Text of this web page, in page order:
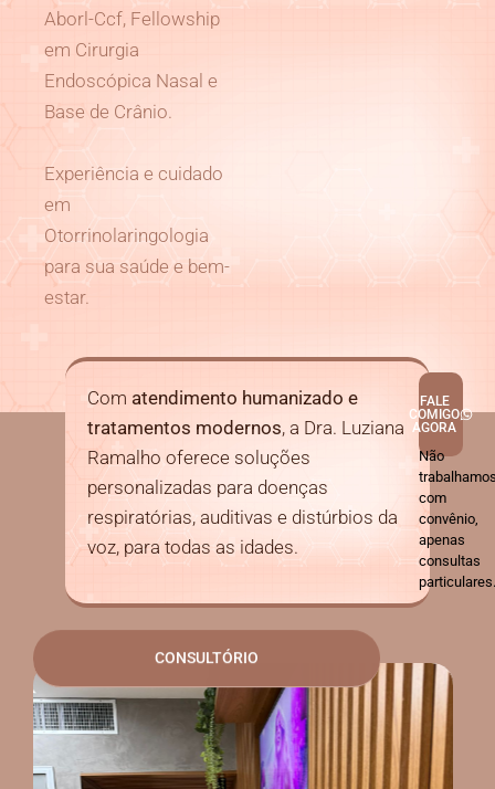
Aborl-Ccf, Fellowship
em Cirurgia
Endoscópica Nasal e
Base de Crânio.
Experiência e cuidado
em
Otorrinolaringologia
para sua saúde e bem-
estar.
Com atendimento humanizado e
tratamentos modernos, a Dra. Luziana
Ramalho oferece soluções
personalizadas para doenças
respiratórias, auditivas e distúrbios da
voz, para todas as idades.
FALE
COMIGO
AGORA
Não
com
convênio,
apenas
consultas
particulares.
CONSULTÓRIO